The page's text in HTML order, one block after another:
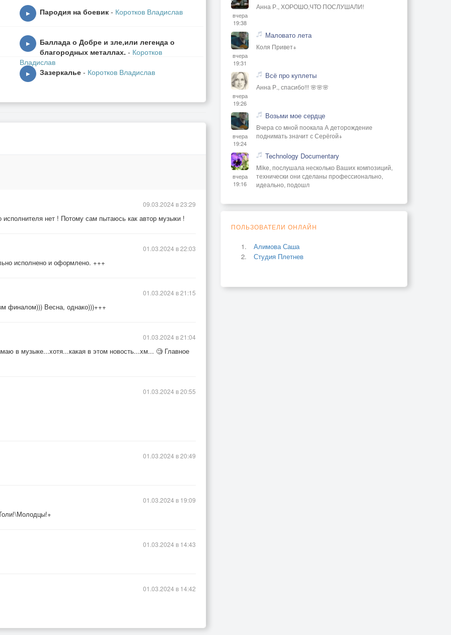
▶ Пародия на боевик - Коротков Владислав
▶
Баллада о Добре и зле,или легенда о
благородных металлах. - Коротков
Владислав
▶ Зазеркалье - Коротков Владислав
нет ! Потому сам пытаюсь как автор музыки !
09.03.2024 в 23:29
исполнено и оформлено. +++
01.03.2024 в 22:03
финалом))) Весна, однако)))+++
01.03.2024 в 21:15
в музыке...хотя...какая в этом новость...хм... 🧐 Главное
01.03.2024 в 21:04
01.03.2024 в 20:55
01.03.2024 в 20:49
01.03.2024 в 19:09
01.03.2024 в 14:43
01.03.2024 в 14:42
вчера
19:38
Анна Р., ХОРОШО,ЧТО ПОСЛУШАЛИ!
вчера
19:31
Маловато лета
Коля Привет+
вчера
19:26
Всё про куплеты
Анна Р., спасибо!!! 🌸🌸🌸
вчера
19:24
Возьми мое сердце
Вчера со мной поокала А деторождение
поднимать значит с Серёгой+
вчера
19:16
Technology Documentary
Mike, послушала несколько Ваших композиций,
технически они сделаны профессионально,
идеально, подошл
ПОЛЬЗОВАТЕЛИ ОНЛАЙН
Алимова Саша
Студия Плетнев